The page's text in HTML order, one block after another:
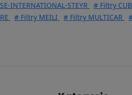
INTERNATIONAL-STEYR # Filtry
# Filtry MEILI # Filtry MULTICAR